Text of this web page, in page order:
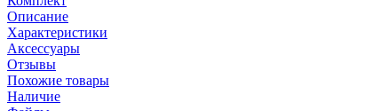
Описание
Характеристики
Аксессуары
Отзывы
Похожие товары
Наличие